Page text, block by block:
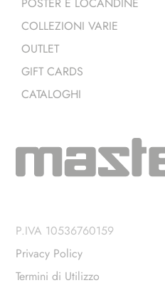
COLLEZIONI VARIE
OUTLET
GIFT CARDS
CATALOGHI
P.IVA 10536760159
Privacy Policy
Termini di Utilizzo